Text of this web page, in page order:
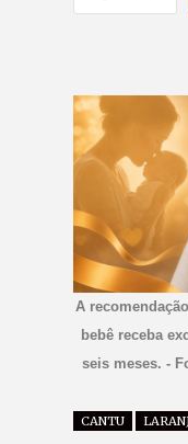
A
bebê receba
seis meses. -
CANTU